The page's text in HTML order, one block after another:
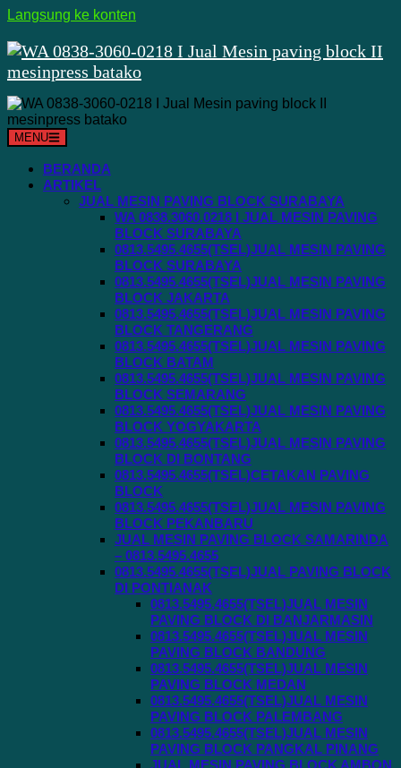
Langsung ke konten
MENU
BERANDA
ARTIKEL
JUAL MESIN PAVING BLOCK SURABAYA
WA 0838.3060.0218 I JUAL MESIN PAVING
BLOCK SURABAYA
0813.5495.4655(TSEL)JUAL MESIN PAVING
BLOCK SURABAYA
0813.5495.4655(TSEL)JUAL MESIN PAVING
BLOCK JAKARTA
0813.5495.4655(TSEL)JUAL MESIN PAVING
BLOCK TANGERANG
0813.5495.4655(TSEL)JUAL MESIN PAVING
BLOCK BATAM
0813.5495.4655(TSEL)JUAL MESIN PAVING
BLOCK SEMARANG
0813.5495.4655(TSEL)JUAL MESIN PAVING
BLOCK YOGYAKARTA
0813.5495.4655(TSEL)JUAL MESIN PAVING
BLOCK DI BONTANG
0813.5495.4655(TSEL)CETAKAN PAVING
BLOCK
0813.5495.4655(TSEL)JUAL MESIN PAVING
BLOCK PEKANBARU
JUAL MESIN PAVING BLOCK SAMARINDA
– 0813.5495.4655
0813.5495.4655(TSEL)JUAL PAVING BLOCK
DI PONTIANAK
0813.5495.4655(TSEL)JUAL MESIN
PAVING BLOCK DI BANJARMASIN
0813.5495.4655(TSEL)JUAL MESIN
PAVING BLOCK BANDUNG
0813.5495.4655(TSEL)JUAL MESIN
PAVING BLOCK MEDAN
0813.5495.4655(TSEL)JUAL MESIN
PAVING BLOCK PALEMBANG
0813.5495.4655(TSEL)JUAL MESIN
PAVING BLOCK PANGKAL PINANG
JUAL MESIN PAVING BLOCK AMBON